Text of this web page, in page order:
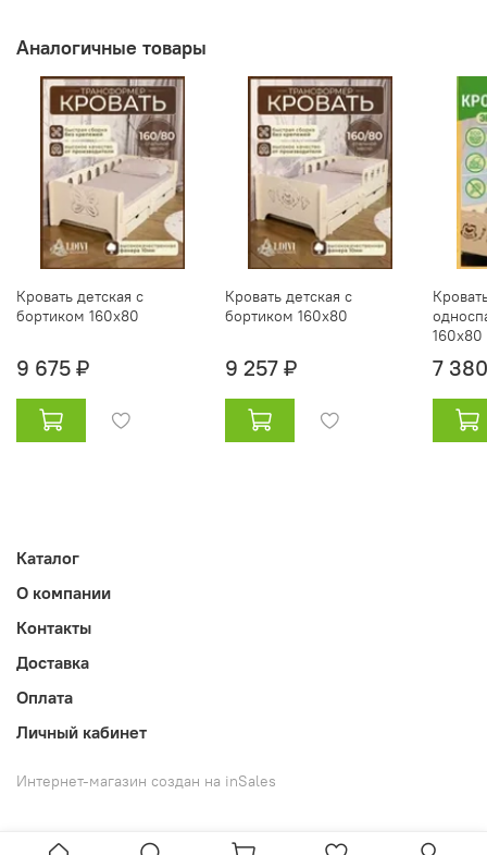
Аналогичные товары
Кровать детская с
бортиком 160х80
9 675 ₽
Кровать детская с
бортиком 160х80
9 257 ₽
160х80
7
Каталог
О компании
Контакты
Доставка
Оплата
Личный кабинет
Интернет-магазин создан на inSales